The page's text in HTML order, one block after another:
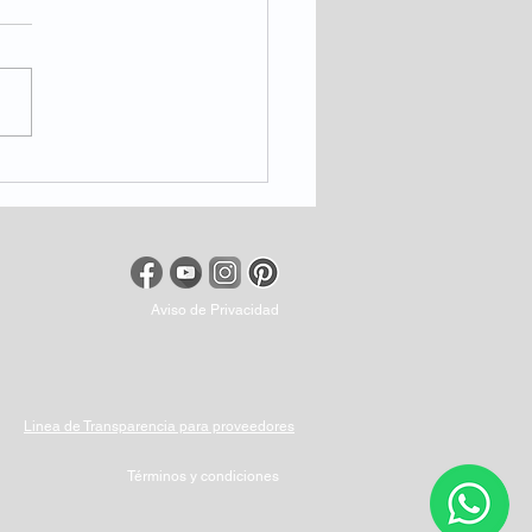
Aviso de Privacidad
Linea de Transparencia para proveedores
Términos y condiciones